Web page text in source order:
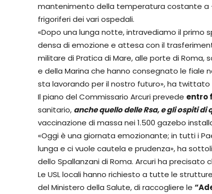
mantenimento della temperatura costante a
frigoriferi dei vari ospedali.
«Dopo una lunga notte, intravediamo il primo
densa di emozione e attesa con il
militare di Pratica di Mare, alle porte di Roma,
e della Marina che hanno consegnato le fiale
sta lavorando per il nostro futuro», ha twittato
Il piano del Commissario Arcuri prevede entro
sanitario, anche quello delle Rsa, e gli ospiti di
vaccinazione di massa nei 1.500 gazebo
«Oggi è una giornata emozionante; in tutti i
lunga e ci vuole cautela e prudenza», ha
dello Spallanzani di Roma. Arcuri ha
Le USL locali hanno richiesto a tutte le
del Ministero della Salute, di raccogliere le